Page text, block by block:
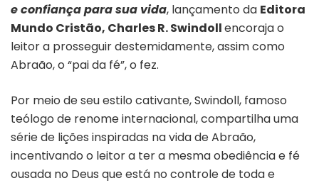
e confiança para sua vida, lançamento da Editora
Mundo Cristão, Charles R. Swindollencoraja o
leitor a prosseguir destemidamente, assim como
Abraão, o “pai da fé”, o fez.
Por meio de seu estilo cativante, Swindoll, famoso
teólogo de renome internacional, compartilha uma
série de lições inspiradas na vida de Abraão,
incentivando o leitor a ter a mesma obediência e fé
ousada no Deus que está no controle de toda e